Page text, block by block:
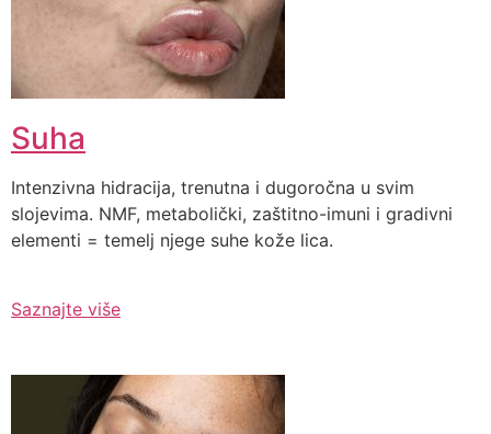
Suha
Intenzivna hidracija, trenutna i dugoročna u svim
slojevima. NMF, metabolički, zaštitno-imuni i gradivni
elementi = temelj njege suhe kože lica.
Saznajte više